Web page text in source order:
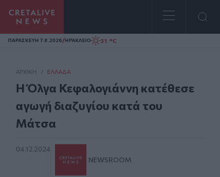
Homepage
ΠΑΡΑΣΚΕΥΗ 7.8.2026/ΗΡΑΚΛΕΙΟ 31 °C
ΑΡΧΙΚΗ / ΕΛΛΆΔΑ
Η Όλγα Κεφαλογιάννη κατέθεσε
αγωγή διαζυγίου κατά του
Μάτσα
04.12.2024
NEWSROOM